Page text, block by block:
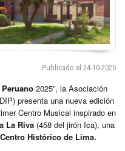
Publicado el 24-10-2025
2025”, la Asociación
presenta una nueva edición
Centro Musical inspirado en
La Riva (458 del jirón Ica), una
Centro Histórico de Lima.